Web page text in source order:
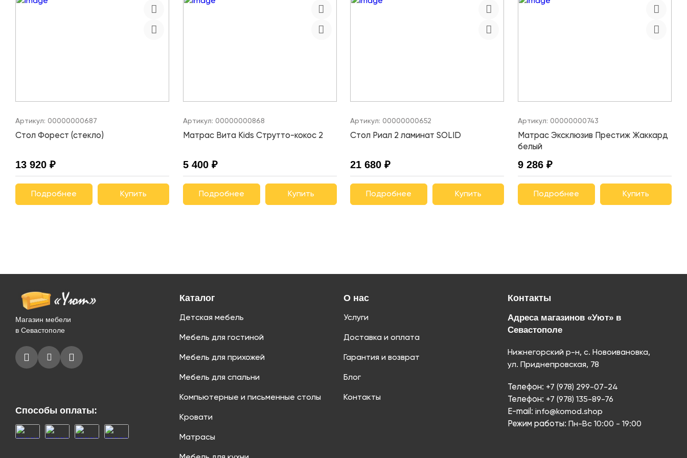
Артикул: 00000000687
Стол Форест (стекло)
13 920 ₽
Подробнее Купить
Артикул: 00000000868
Матрас Вита Kids Струтто-кокос 2
5 400 ₽
Подробнее Купить
Артикул: 00000000652
Стол Риал 2 ламинат SOLID
21 680 ₽
Подробнее Купить
Артикул: 00000000743
Матрас Эксклюзив Престиж Жаккард
белый
9 286 ₽
Подробнее Купить
Магазин мебели
в Севастополе
Способы оплаты:
Каталог
Детская мебель
Мебель для гостиной
Мебель для прихожей
Мебель для спальни
Компьютерные и письменные столы
Кровати
Матрасы
О нас
Услуги
Доставка и оплата
Гарантия и возврат
Блог
Контакты
Контакты
Адреса магазинов «Уют» в
Севастополе
Нижнегорский р-н, с. Новоивановка,
ул. Приднепровская, 78
Телефон: +7 (978) 299-07-24
Телефон: +7 (978) 135-89-76
E-mail: info@komod.shop
Режим работы: Пн-Вс 10:00 - 19:00